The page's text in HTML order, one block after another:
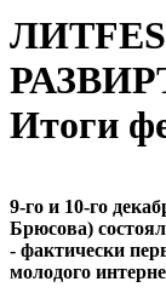
Итоги
9-го и 10-го
Брюсова)
- фактически
молодого